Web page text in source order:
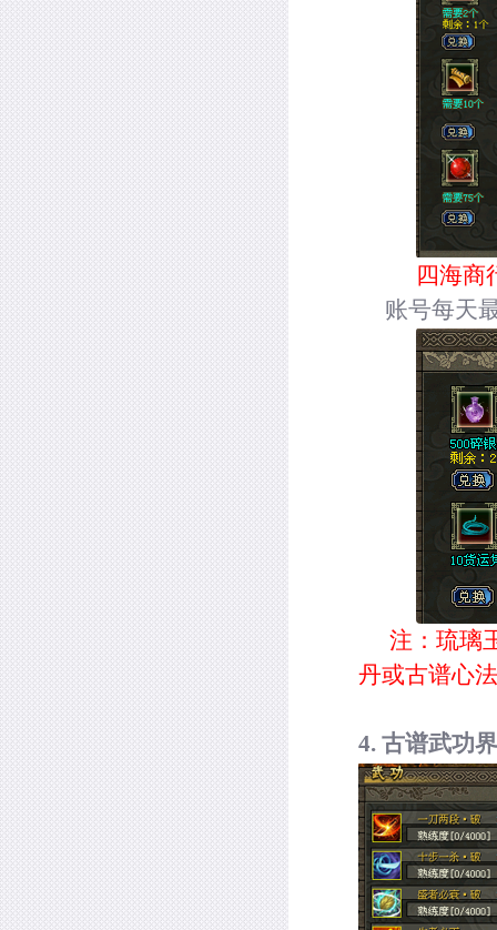
四海商
账号每天
注：琉璃
丹或古谱心
4. 古谱武功